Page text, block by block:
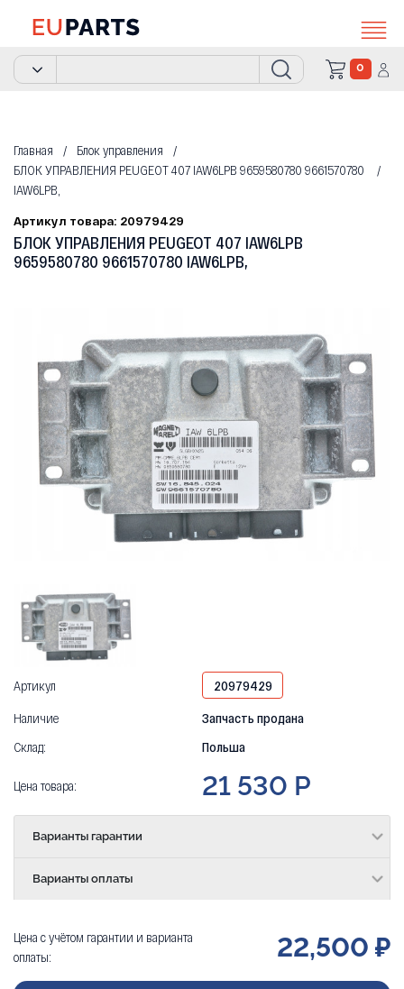
0
Главная
Блок управления
БЛОК УПРАВЛЕНИЯ PEUGEOT 407 IAW6LPB 9659580780 9661570780
IAW6LPB,
Артикул товара: 20979429
БЛОК УПРАВЛЕНИЯ PEUGEOT 407 IAW6LPB
9659580780 9661570780 IAW6LPB,
Артикул
20979429
Наличие
Запчасть продана
Склад:
Польша
Цена товара: 21 530 Р
Варианты гарантии
Варианты оплаты
Цена с учётом гарантии и варианта
оплаты:
22,500 ₽